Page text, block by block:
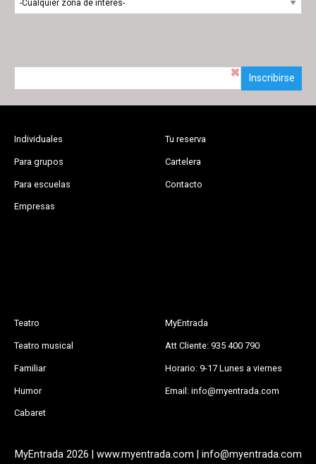
Inscribirse
Individuales
Para grupos
Para escuelas
Empresas
Tu reserva
Cartelera
Contacto
Teatro
Teatro musical
Familiar
Humor
Cabaret
MyEntrada
Att Cliente: 935 400 790
Horario: 9-17 Lunes a viernes
Email: info@myentrada.com
MyEntrada 2026 | www.myentrada.com | info@myentrada.com